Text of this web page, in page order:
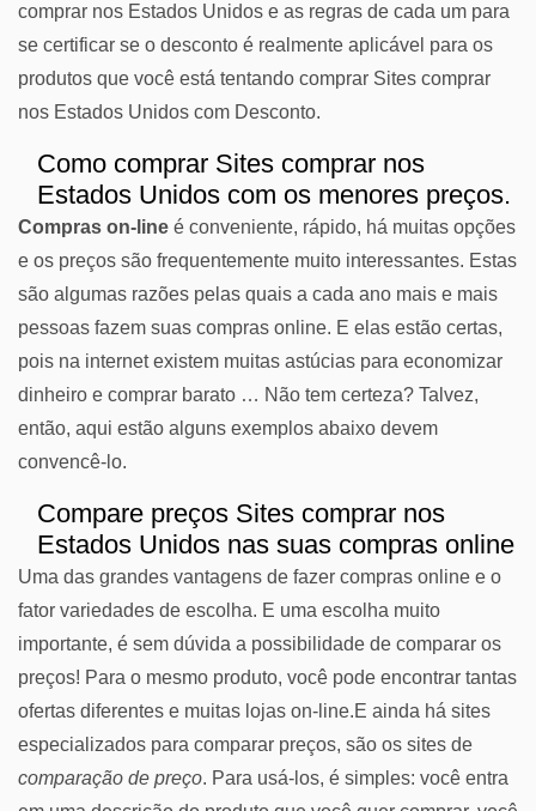
comprar nos Estados Unidos e as regras de cada um para
se certificar se o desconto é realmente aplicável para os
produtos que você está tentando comprar Sites comprar
nos Estados Unidos com Desconto.
Como comprar Sites comprar nos
Estados Unidos com os menores preços.
Compras on-line é conveniente, rápido, há muitas opções
e os preços são frequentemente muito interessantes. Estas
são algumas razões pelas quais a cada ano mais e mais
pessoas fazem suas compras online. E elas estão certas,
pois na internet existem muitas astúcias para economizar
dinheiro e comprar barato … Não tem certeza? Talvez,
então, aqui estão alguns exemplos abaixo devem
convencê-lo.
Compare preços Sites comprar nos
Estados Unidos nas suas compras online
Uma das grandes vantagens de fazer compras online e o
fator variedades de escolha. E uma escolha muito
importante, é sem dúvida a possibilidade de comparar os
preços! Para o mesmo produto, você pode encontrar tantas
ofertas diferentes e muitas lojas on-line.E ainda há sites
especializados para comparar preços, são os sites de
comparação de preço. Para usá-los, é simples: você entra